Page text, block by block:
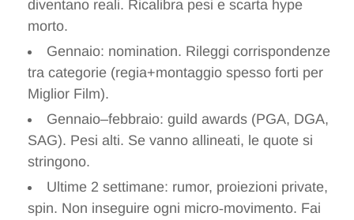
diventano reali. Ricalibra pesi e scarta hype
morto.
Gennaio: nomination. Rileggi corrispondenze
tra categorie (regia+montaggio spesso forti per
Miglior Film).
Gennaio–febbraio: guild awards (PGA, DGA,
SAG). Pesi alti. Se vanno allineati, le quote si
stringono.
Ultime 2 settimane: rumor, proiezioni private,
spin. Non inseguire ogni micro‑movimento. Fai